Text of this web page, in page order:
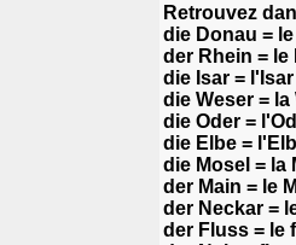
Retrouvez
die Donau =
der Rhein = le
die Isar = l'Isar
die Weser = la
die Oder =
die Elbe =
die Mosel = la
der Main = le
der Neckar =
der Fluss = le